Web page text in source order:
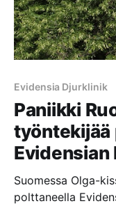
Evidensia Djurklinik
Paniikki
työntekijää
Suomessa Olga-
polttaneella